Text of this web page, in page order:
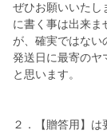
ぜひお願いいたし
に書く事は出来ま
が、確実ではない
発送日に最寄のヤ
と思います。
２．【贈答用】